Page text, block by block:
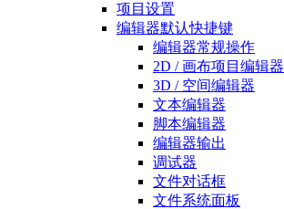
项目设置
编辑器默认快捷键
编辑器常规操作
2D / 画布项目编辑器
3D / 空间编辑器
文本编辑器
脚本编辑器
编辑器输出
调试器
文件对话框
文件系统面板